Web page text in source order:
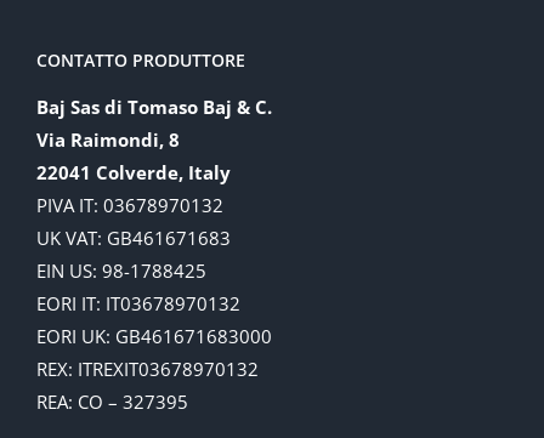
CONTATTO PRODUTTORE
Baj Sas di Tomaso Baj & C.
Via Raimondi, 8
22041 Colverde, Italy
PIVA IT: 03678970132
UK VAT: GB461671683
EIN US: 98-1788425
EORI IT: IT03678970132
EORI UK: GB461671683000
REX: ITREXIT03678970132
REA: CO – 327395